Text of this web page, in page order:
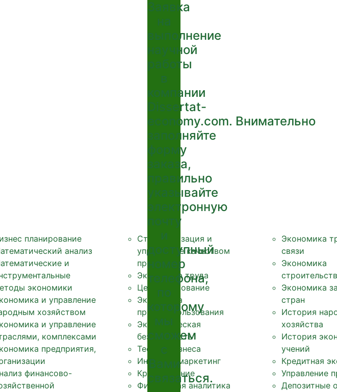
планирование
анализ
и
экономики
и управление
хозяйством
и управление
комплексами
предприятия,
финансово-
Стандартизация и
управление качеством
продукции
Экономика труда
Ценообразование
Экономика
природопользования
Экономическая
безопасность
Теория бизнеса
Интернет маркетинг
Кредитование
Финансовая аналитика
Экономика
связи
Экономика
Экономика
стран
История
хозяйства
История
учений
Кредитная
Управление
Депозитные
Заявка
на
выполнение
научной
работы
в
компании
Dissertat-
economy.com. Внимательно
заполняйте
форму
заказа,
правильно
указывайте
электронную
почту
и
доступный
номер
телефона,
по
которому
мы
сможем
с
Вами
связаться.